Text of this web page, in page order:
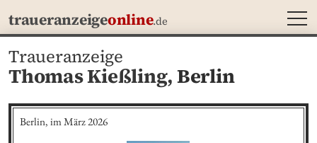
traueranzeigeonline.de
Traueranzeige
Thomas Kießling,Berlin
Berlin, im März 2026